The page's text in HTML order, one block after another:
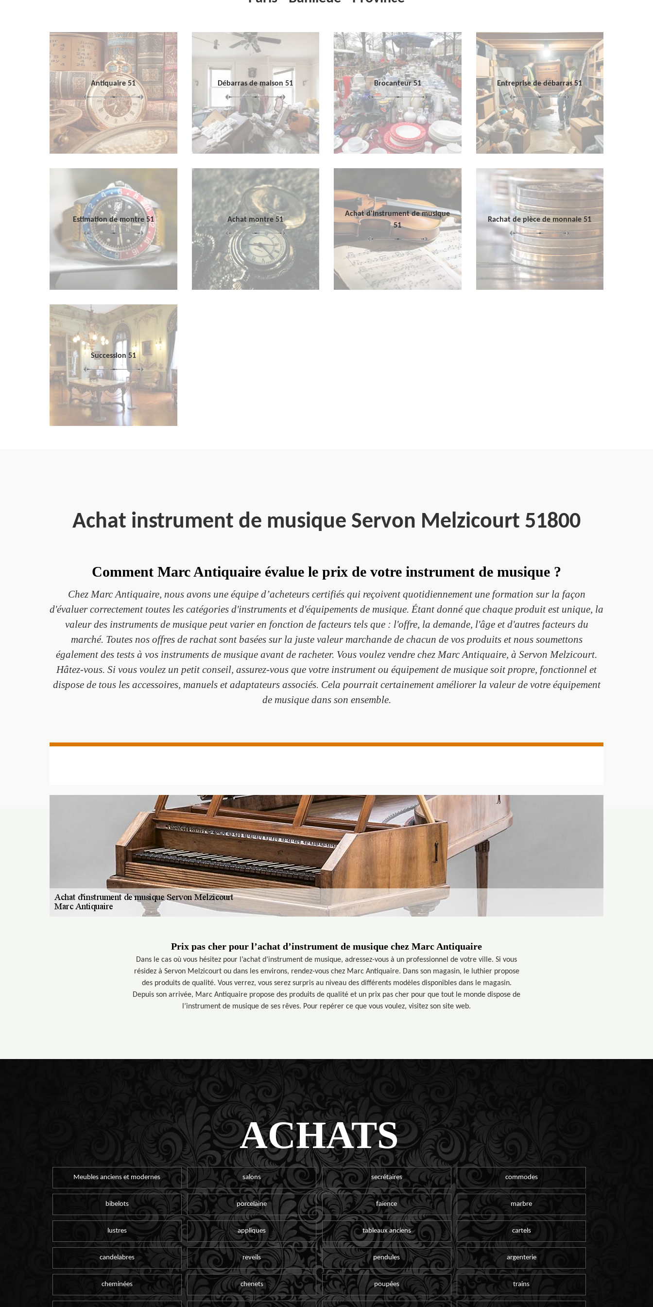
Antiquaire 51 Débarras de maison 51 Brocanteur 51 Entreprise de débarras 51
Estimation de montre 51 Achat montre 51
Achat d'instrument de musique
51
Rachat de pièce de monnaie 51
Succession 51
Achat instrument de musique Servon Melzicourt 51800
Comment Marc Antiquaire évalue le prix de votre instrument de musique ?
Chez Marc Antiquaire, nous avons une équipe d’acheteurs certifiés qui reçoivent quotidiennement une formation sur la façon
d'évaluer correctement toutes les catégories d'instruments et d'équipements de musique. Étant donné que chaque produit est unique, la
valeur des instruments de musique peut varier en fonction de facteurs tels que : l'offre, la demande, l'âge et d'autres facteurs du
marché. Toutes nos offres de rachat sont basées sur la juste valeur marchande de chacun de vos produits et nous soumettons
également des tests à vos instruments de musique avant de racheter. Vous voulez vendre chez Marc Antiquaire, à Servon Melzicourt.
Hâtez-vous. Si vous voulez un petit conseil, assurez-vous que votre instrument ou équipement de musique soit propre, fonctionnel et
dispose de tous les accessoires, manuels et adaptateurs associés. Cela pourrait certainement améliorer la valeur de votre équipement
de musique dans son ensemble.
Prix pas cher pour l’achat d’instrument de musique chez Marc Antiquaire
Dans le cas où vous hésitez pour l’achat d’instrument de musique, adressez-vous à un professionnel de votre ville. Si vous
résidez à Servon Melzicourt ou dans les environs, rendez-vous chez Marc Antiquaire. Dans son magasin, le luthier propose
des produits de qualité. Vous verrez, vous serez surpris au niveau des différents modèles disponibles dans le magasin.
Depuis son arrivée, Marc Antiquaire propose des produits de qualité et un prix pas cher pour que tout le monde dispose de
l’instrument de musique de ses rêves. Pour repérer ce que vous voulez, visitez son site web.
ACHATS
Meubles anciens et modernes salons secrétaires commodes
bibelots porcelaine faïence marbre
lustres appliques tableaux anciens cartels
candelabres reveils pendules argenterie
cheminées chenets poupées trains